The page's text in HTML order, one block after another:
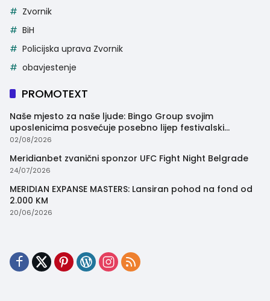
Zvornik
BiH
Policijska uprava Zvornik
obavjestenje
PROMOTEXT
Naše mjesto za naše ljude: Bingo Group svojim
uposlenicima posvećuje posebno lijep festivalski
trenutak
02/08/2026
Meridianbet zvanični sponzor UFC Fight Night Belgrade
24/07/2026
MERIDIAN EXPANSE MASTERS: Lansiran pohod na fond od
2.000 KM
20/06/2026